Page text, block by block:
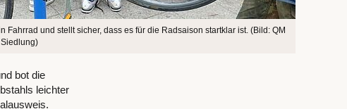
Fahrrad und stellt sicher, dass es für die Radsaison startklar ist. (Bild: QM
bot die
leichter